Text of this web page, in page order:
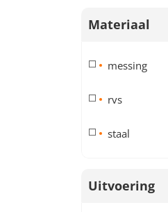
Materiaal
messing
rvs
staal
Uitvoering